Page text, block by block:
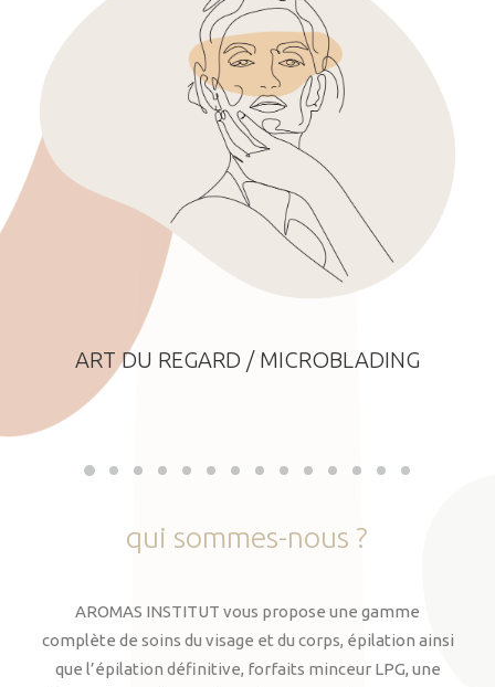
ART DU REGARD / MICROBLADING
qui sommes-nous ?
AROMAS INSTITUT vous propose une gamme
complète de soins du visage et du corps, épilation ainsi
que l’épilation définitive, forfaits minceur LPG, une